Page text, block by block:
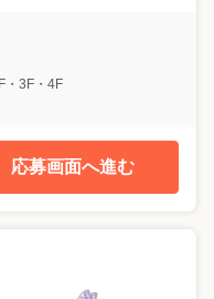
・3F・4F
応募画面へ進む